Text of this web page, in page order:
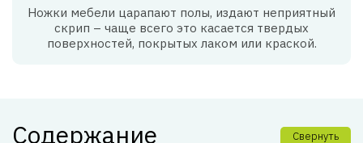
Ножки мебели царапают полы, издают неприятный
скрип – чаще всего это касается твердых
поверхностей, покрытых лаком или краской.
Содержание Свернуть